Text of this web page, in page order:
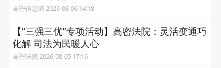
高密信息港 2026-08-06 14:18
【“三强三优”专项活动】高密法院：灵活变通巧
化解 司法为民暖人心
高密法院 2026-08-05 17:16